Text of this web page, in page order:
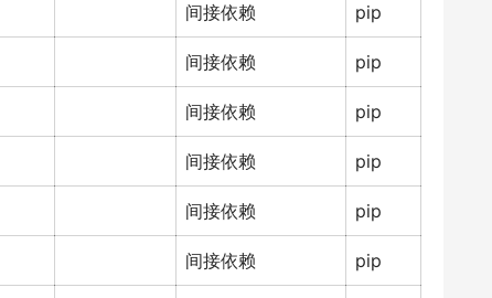
间接依赖 pip
间接依赖 pip
间接依赖 pip
间接依赖 pip
间接依赖 pip
间接依赖 pip